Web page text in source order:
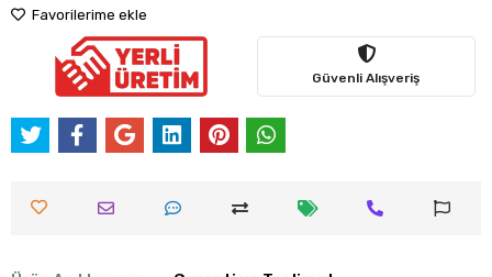
Favorilerime ekle
Güvenli Alışveriş